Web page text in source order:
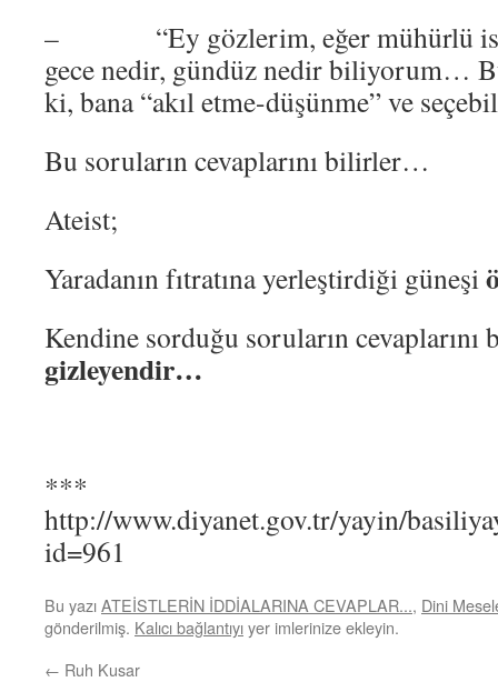
– “Ey gözlerim, eğer mühürlü
gece nedir, gündüz nedir biliyorum…
ki, bana “akıl etme-düşünme” ve
Bu soruların cevaplarını bilirler…
Ateist;
Yaradanın fıtratına yerleştirdiği güneşi
Kendine sorduğu soruların cevaplarını
gizleyendir…
***
http://www.diyanet.gov.tr/yayin/
id=961
Bu yazıATEİSTLERİN İDDİALARINA CEVAPLAR..., Dini
gönderilmiş. Kalıcı bağlantıyıyer imlerinize ekleyin.
← Ruh Kusar